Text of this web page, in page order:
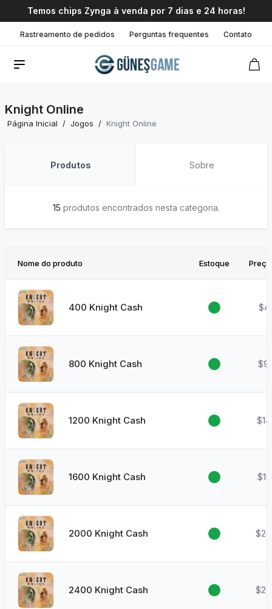
Temos chips Zynga à venda por 7 dias e 24 horas!
Rastreamento de pedidos Perguntas frequentes Contato
Knight Online
Página Inicial / Jogos / Knight Online
Produtos Sobre
15 produtos encontrados nesta categoria.
Nome do produto Estoque
400 Knight Cash
800 Knight Cash
1200 Knight Cash
1600 Knight Cash
2000 Knight Cash
2400 Knight Cash